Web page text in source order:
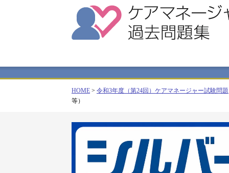
HOME > 令和3年度（第24回）ケアマネージャー試験問題
等）